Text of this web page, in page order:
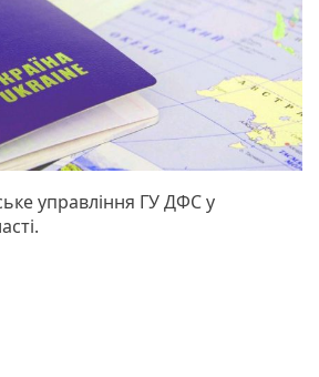
управління ГУ ДФС у